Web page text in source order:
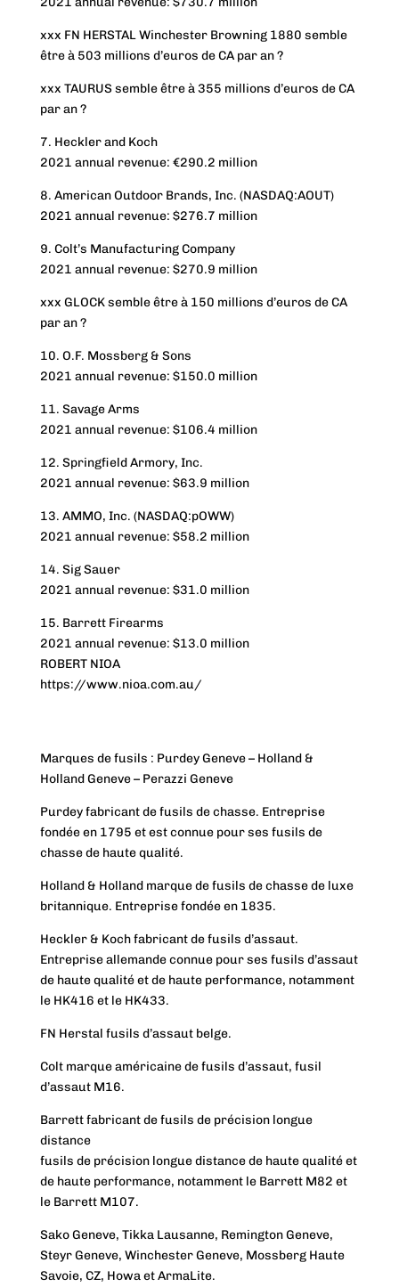
xxx FN HERSTAL Winchester Browning 1880 semble
être à 503 millions d’euros de CA par an ?
xxx TAURUS semble être à 355 millions d’euros de CA
par an ?
7. Heckler and Koch
2021 annual revenue: €290.2 million
8. American Outdoor Brands, Inc. (NASDAQ:AOUT)
2021 annual revenue: $276.7 million
9. Colt’s Manufacturing Company
2021 annual revenue: $270.9 million
xxx GLOCK semble être à 150 millions d’euros de CA
par an ?
10. O.F. Mossberg & Sons
2021 annual revenue: $150.0 million
11. Savage Arms
2021 annual revenue: $106.4 million
12. Springfield Armory, Inc.
2021 annual revenue: $63.9 million
13. AMMO, Inc. (NASDAQ:pOWW)
2021 annual revenue: $58.2 million
14. Sig Sauer
2021 annual revenue: $31.0 million
15. Barrett Firearms
2021 annual revenue: $13.0 million
ROBERT NIOA
https://www.nioa.com.au/
Marques de fusils : Purdey Geneve – Holland &
Holland Geneve – Perazzi Geneve
Purdey fabricant de fusils de chasse. Entreprise
fondée en 1795 et est connue pour ses fusils de
chasse de haute qualité.
Holland & Holland marque de fusils de chasse de luxe
britannique. Entreprise fondée en 1835.
Heckler & Koch fabricant de fusils d’assaut.
Entreprise allemande connue pour ses fusils d’assaut
de haute qualité et de haute performance, notamment
le HK416 et le HK433.
FN Herstal fusils d’assaut belge.
Colt marque américaine de fusils d’assaut, fusil
d’assaut M16.
Barrett fabricant de fusils de précision longue
distance
fusils de précision longue distance de haute qualité et
de haute performance, notamment le Barrett M82 et
le Barrett M107.
Sako Geneve, Tikka Lausanne, Remington Geneve,
Steyr Geneve, Winchester Geneve, Mossberg Haute
Savoie, CZ, Howa et ArmaLite.